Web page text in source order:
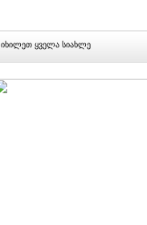
იხილეთ ყველა სიახლე